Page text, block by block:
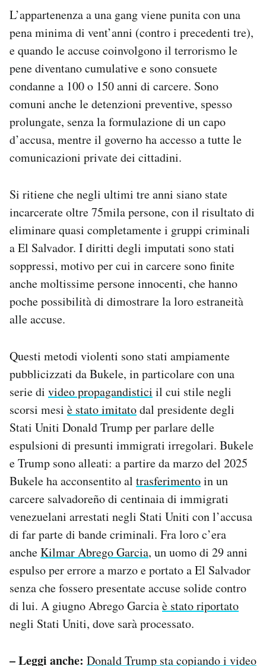
L’appartenenza a una gang viene punita con una
pena minima di vent’anni (contro i precedenti tre),
e quando le accuse coinvolgono il terrorismo le
pene diventano cumulative e sono consuete
condanne a 100 o 150 anni di carcere. Sono
comuni anche le detenzioni preventive, spesso
prolungate, senza la formulazione di un capo
d’accusa, mentre il governo ha accesso a tutte le
comunicazioni private dei cittadini.
Si ritiene che negli ultimi tre anni siano state
incarcerate oltre 75mila persone, con il risultato di
eliminare quasi completamente i gruppi criminali
a El Salvador. I diritti degli imputati sono stati
soppressi, motivo per cui in carcere sono finite
anche moltissime persone innocenti, che hanno
poche possibilità di dimostrare la loro estraneità
alle accuse.
Questi metodi violenti sono stati ampiamente
pubblicizzati da Bukele, in particolare con una
serie di video propagandistici il cui stile negli
scorsi mesi è stato imitatodal presidente degli
Stati Uniti Donald Trump per parlare delle
espulsioni di presunti immigrati irregolari. Bukele
e Trump sono alleati: a partire da marzo del 2025
Bukele ha acconsentito al trasferimentoin un
carcere salvadoreño di centinaia di immigrati
venezuelani arrestati negli Stati Uniti con l’accusa
di far parte di bande criminali. Fra loro c’era
ancheKilmar Abrego Garcia, un uomo di 29 anni
espulso per errore a marzo e portato a El Salvador
senza che fossero presentate accuse solide contro
di lui. A giugno Abrego Garciaè stato riportato
negli Stati Uniti, dove sarà processato.
– Leggi anche: Donald Trump sta copiando i video